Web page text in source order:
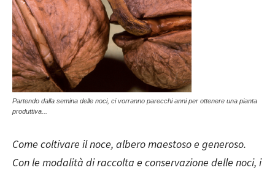
Partendo dalla semina delle noci, ci vorranno parecchi anni per ottenere una pianta
produttiva...
Come coltivare il noce, albero maestoso e generoso.
Con le modalità di raccolta e conservazione delle noci, i